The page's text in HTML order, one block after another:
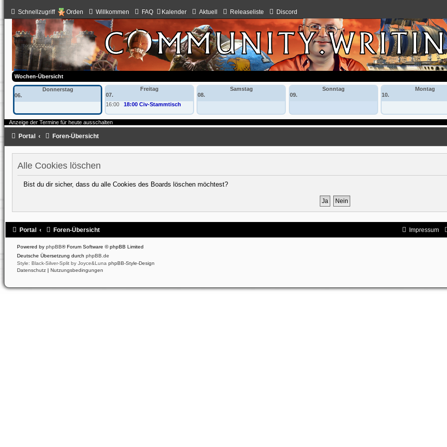
Schnellzugriff Orden Willkommen FAQ Kalender Aktuell Releaseliste Discord
Wochen-Übersicht
Donnerstag
06.
Freitag
07.
16:00
18:00 Civ-Stammtisch
Samstag
08.
Sonntag
09.
Montag
10.
Anzeige der Termine für heute ausschalten
Portal Foren-Übersicht
Alle Cookies löschen
Bist du dir sicher, dass du alle Cookies des Boards löschen möchtest?
Portal Foren-Übersicht Impressum
Powered by phpBB® Forum Software © phpBB Limited
Deutsche Übersetzung durch phpBB.de
Style: Black-Silver-Split by Joyce&Luna phpBB-Style-Design
Datenschutz | Nutzungsbedingungen